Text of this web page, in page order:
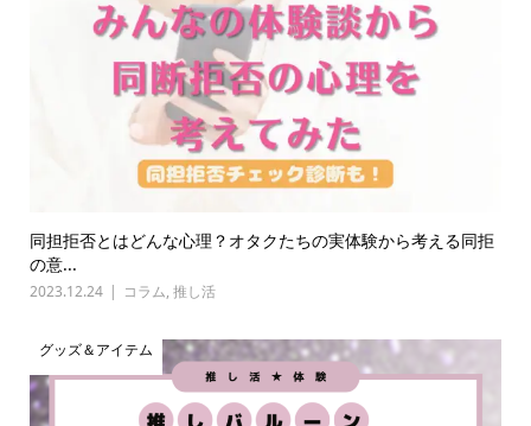
同担拒否とはどんな心理？オタクたちの実体験から考える同拒
の意...
2023.12.24 コラム, 推し活
グッズ＆アイテム